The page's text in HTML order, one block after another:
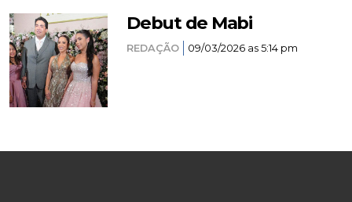
Debut de Mabi
REDAÇÃO 09/03/2026 as 5:14 pm